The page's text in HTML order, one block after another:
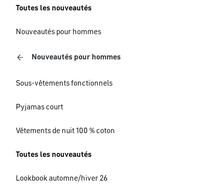
Toutes les nouveautés
Nouveautés pour hommes
Nouveautés pour hommes
Sous-vêtements fonctionnels
Pyjamas court
Vêtements de nuit 100 % coton
Toutes les nouveautés
Lookbook automne/hiver 26